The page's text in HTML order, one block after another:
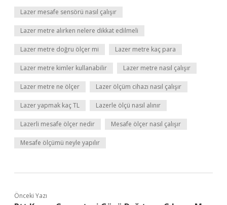
Lazer mesafe sensörü nasıl çalışır
Lazer metre alırken nelere dikkat edilmeli
Lazer metre doğru ölçer mi Lazer metre kaç para
Lazer metre kimler kullanabilir Lazer metre nasıl çalışır
Lazer metre ne ölçer Lazer ölçüm cihazı nasıl çalışır
Lazer yapmak kaç TL Lazerle ölçü nasıl alınır
Lazerli mesafe ölçer nedir Mesafe ölçer nasıl çalışır
Mesafe ölçümü neyle yapılır
Önceki Yazı